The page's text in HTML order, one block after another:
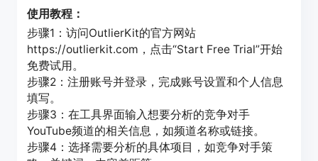
使用教程：
步骤1：访问OutlierKit的官方网站
https://outlierkit.com，点击“Start Free Trial”开始
免费试用。
步骤2：注册账号并登录，完成账号设置和个人信息
填写。
步骤3：在工具界面输入想要分析的竞争对手
YouTube频道的相关信息，如频道名称或链接。
步骤4：选择需要分析的具体项目，如竞争对手策